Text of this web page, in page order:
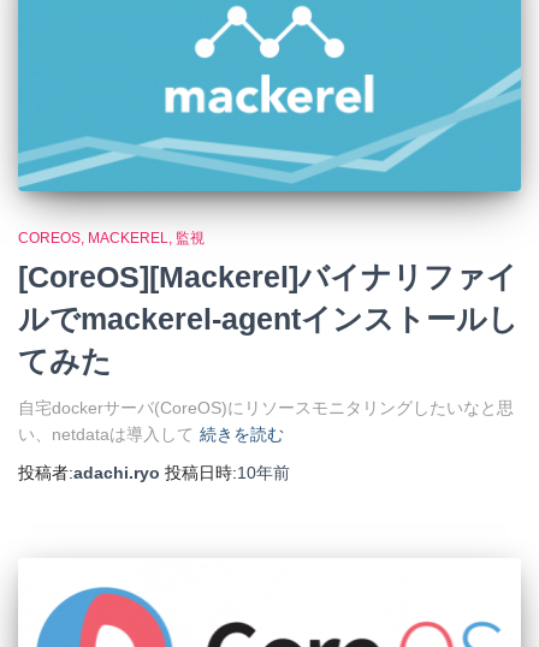
COREOS MACKEREL 監視
[CoreOS][Mackerel]バイナリファイ
ルでmackerel-agentインストールし
てみた
自宅dockerサーバ(CoreOS)にリソースモニタリングしたいなと思
い、netdataは導入して 続きを読む
投稿者:adachi.ryo 投稿日時:10年前